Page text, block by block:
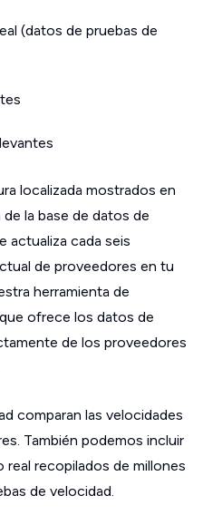
(datos de pruebas de
localizada mostrados en
la base de datos de
actualiza cada seis
de proveedores en tu
herramienta de
ofrece los datos de
de los proveedores
comparan las velocidades
También podemos incluir
real recopilados de millones
de velocidad.